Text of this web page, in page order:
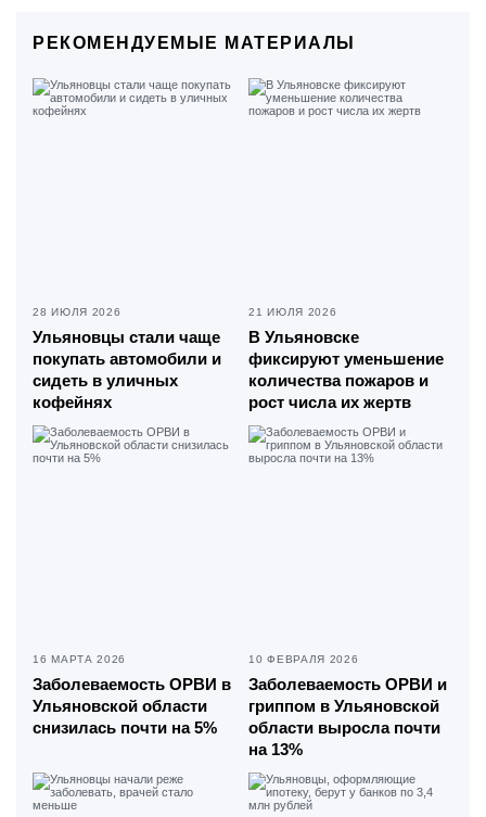
РЕКОМЕНДУЕМЫЕ МАТЕРИАЛЫ
28 ИЮЛЯ 2026
Ульяновцы стали чаще
покупать автомобили и
сидеть в уличных
кофейнях
21 ИЮЛЯ 2026
В Ульяновске
фиксируют уменьшение
количества пожаров и
рост числа их жертв
16 МАРТА 2026
Заболеваемость ОРВИ в
Ульяновской области
снизилась почти на 5%
10 ФЕВРАЛЯ 2026
Заболеваемость ОРВИ и
гриппом в Ульяновской
области выросла почти
на 13%